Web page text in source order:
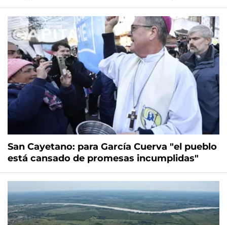
San Cayetano: para García Cuerva "el pueblo
está cansado de promesas incumplidas"